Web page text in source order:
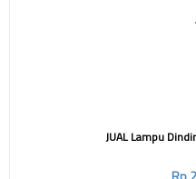
JUAL Lampu